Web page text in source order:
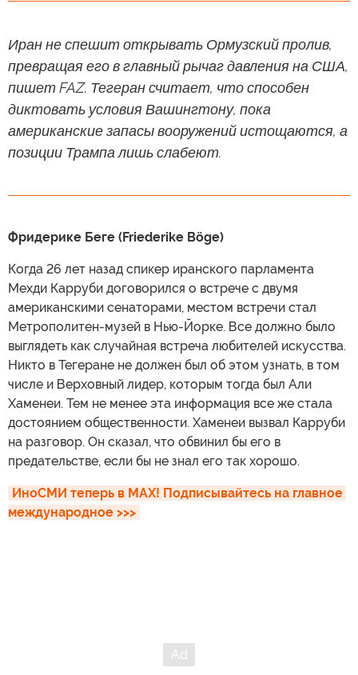
Иран не спешит открывать Ормузский пролив,
превращая его в главный рычаг давления на США,
пишет FAZ. Тегеран считает, что способен
диктовать условия Вашингтону, пока
американские запасы вооружений истощаются, а
позиции Трампа лишь слабеют.
Фридерике Беге (Friederike Böge)
Когда 26 лет назад спикер иранского парламента
Мехди Карруби договорился о встрече с двумя
американскими сенаторами, местом встречи стал
Метрополитен-музей в Нью-Йорке. Все должно было
выглядеть как случайная встреча любителей искусства.
Никто в Тегеране не должен был об этом узнать, в том
числе и Верховный лидер, которым тогда был Али
Хаменеи. Тем не менее эта информация все же стала
достоянием общественности. Хаменеи вызвал Карруби
на разговор. Он сказал, что обвинил бы его в
предательстве, если бы не знал его так хорошо.
ИноСМИ теперь в MAX! Подписывайтесь на главное
международное >>>